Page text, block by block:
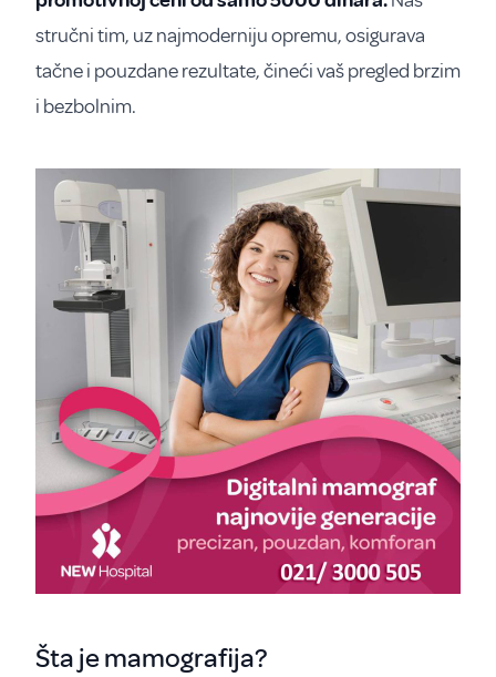
stručni tim, uz najmoderniju opremu, osigurava
tačne i pouzdane rezultate, čineći vaš pregled brzim
i bezbolnim.
Šta je mamografija?